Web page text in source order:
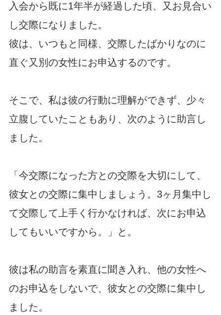
入会から既に1年半が経過した頃、又お見合い
し交際になりました。
彼は、いつもと同様、交際したばかりなのに
直ぐ又別の女性にお申込するのです。
そこで、私は彼の行動に理解ができず、少々
立腹していたこともあり、次のように助言し
ました。
「今交際になった方との交際を大切にして、
彼女との交際に集中しましょう。3ヶ月集中し
て交際して上手く行かなければ、次にお申込
してもいいですから。」と。
彼は私の助言を素直に聞き入れ、他の女性へ
のお申込をしないで、彼女との交際に集中し
ました。